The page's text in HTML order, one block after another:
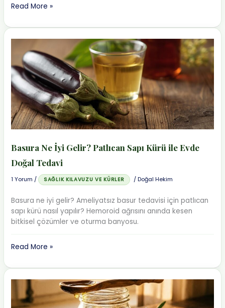
Tırnak
Kesin
Çözüm:
Çay
Ağacı
Yağı
Tedavisi
Read More »
Basura Ne İyi Gelir? Patlıcan Sapı Kürü ile Evde
Doğal Tedavi
1 Yorum / SAĞLIK KILAVUZU VE KÜRLER /Doğal Hekim
Basura ne iyi gelir? Ameliyatsız basur tedavisi için patlıcan
sapı kürü nasıl yapılır? Hemoroid ağrısını anında kesen
bitkisel çözümler ve oturma banyosu.
Basura
İyi
Gelir?
Patlıcan
Sapı
Read More »